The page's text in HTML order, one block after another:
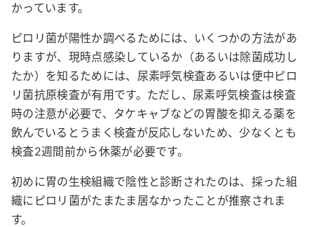
かっています。
ピロリ菌が陽性か調べるためには、いくつかの方法があ
りますが、現時点感染しているか（あるいは除菌成功し
たか）を知るためには、尿素呼気検査あるいは便中ピロ
リ菌抗原検査が有用です。ただし、尿素呼気検査は検査
時の注意が必要で、タケキャブなどの胃酸を抑える薬を
飲んでいるとうまく検査が反応しないため、少なくとも
検査2週間前から休薬が必要です。
初めに胃の生検組織で陰性と診断されたのは、採った組
織にピロリ菌がたまたま居なかったことが推察されま
す。